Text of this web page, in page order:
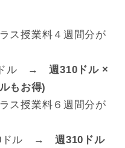
ス授業料４週間分が
ドル →週310ドル ×
もお得)
ス授業料６週間分が
ドル →週310ドル